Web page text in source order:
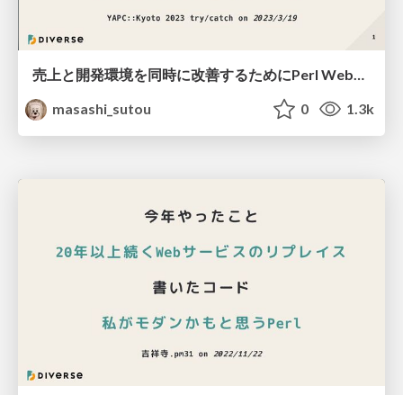
売上と開発環境を同時に改善するためにPerl Webアプリケーションをどのようにリプレイスするか
masashi_sutou
0 1.3k